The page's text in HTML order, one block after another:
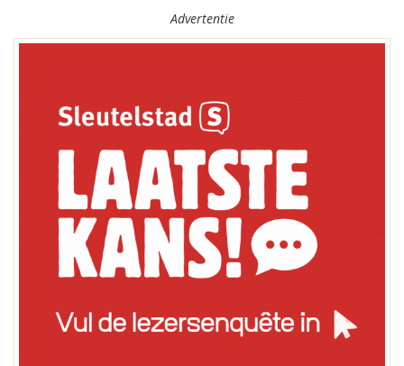
Advertentie